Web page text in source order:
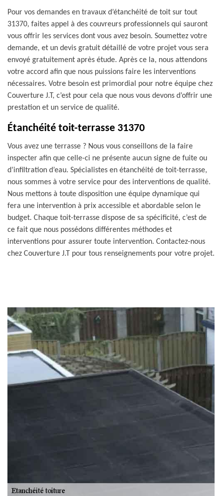
Pour vos demandes en travaux d’étanchéité de toit sur tout
31370, faites appel à des couvreurs professionnels qui sauront
vous offrir les services dont vous avez besoin. Soumettez votre
demande, et un devis gratuit détaillé de votre projet vous sera
envoyé gratuitement après étude. Après ce la, nous attendons
votre accord afin que nous puissions faire les interventions
nécessaires. Votre besoin est primordial pour notre équipe chez
Couverture J.T, c’est pour cela que nous vous devons d’offrir une
prestation et un service de qualité.
Étanchéité toit-terrasse 31370
Vous avez une terrasse ? Nous vous conseillons de la faire
inspecter afin que celle-ci ne présente aucun signe de fuite ou
d’infiltration d’eau. Spécialistes en étanchéité de toit-terrasse,
nous sommes à votre service pour des interventions de qualité.
Nous mettons à toute disposition une équipe dynamique qui
fera une intervention à prix accessible et abordable selon le
budget. Chaque toit-terrasse dispose de sa spécificité, c’est de
ce fait que nous possédons différentes méthodes et
interventions pour assurer toute intervention. Contactez-nous
chez Couverture J.T pour tous renseignements pour votre projet.